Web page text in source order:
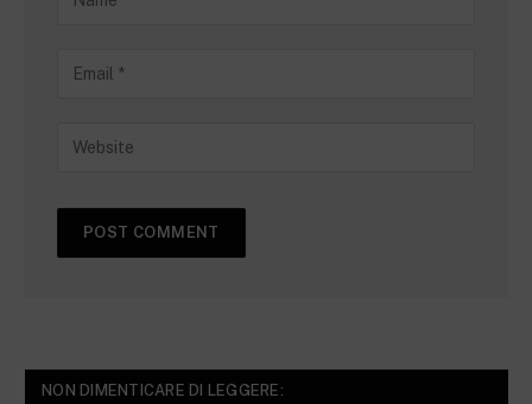
NON DIMENTICARE DI LEGGERE: